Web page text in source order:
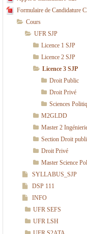
Formulaire de Candidature
Cours
UFR SJP
Licence 1 SJP
Licence 2 SJP
Licence 3 SJP
Droit Public
Droit Privé
Sciences
M2GLDD
Master 2
Section Droit
Droit Privé
Master Science
SYLLABUS_SJP
DSP 111
INFO
UFR SEFS
UFR LSH